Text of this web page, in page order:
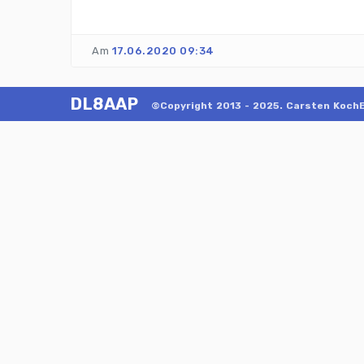
Am 17.06.2020 09:34
DL8AAP ©Copyright 2013 - 2025. Carsten